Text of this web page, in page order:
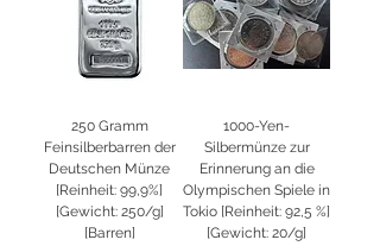
250 Gramm
Feinsilberbarren der
Deutschen Münze
[Reinheit: 99,9%]
[Gewicht: 250/g]
[Barren]
1000-Yen-
Silbermünze zur
Erinnerung an die
Olympischen Spiele in
Tokio [Reinheit: 92,5 %]
[Gewicht: 20/g]